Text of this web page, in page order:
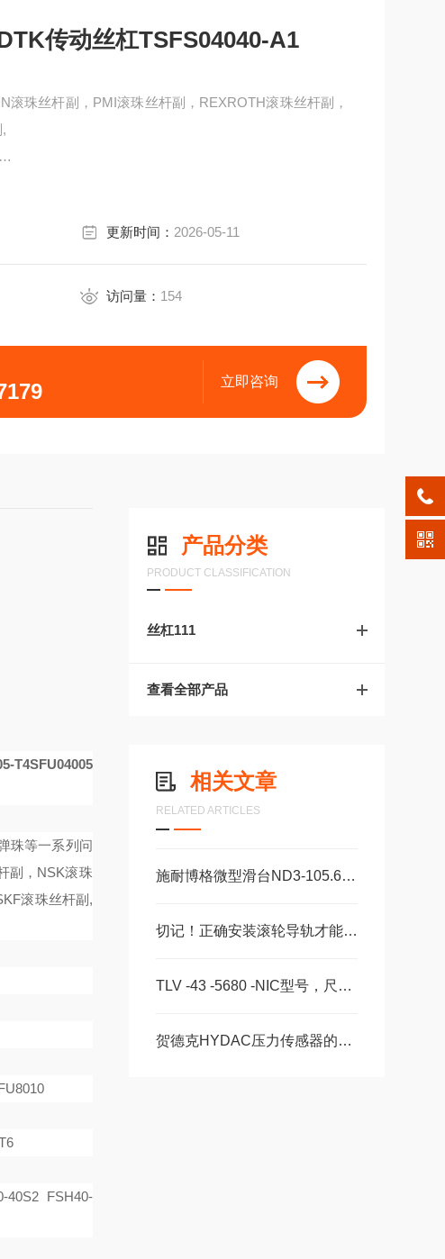
传动丝杠TSFS04040-A1
滚珠丝杆副，PMI滚珠丝杆副，REXROTH滚珠丝杆副，
更新时间： 2026-05-11
访问量： 154
立即咨询
产品分类
PRODUCT CLASSIFICATION
丝杠111
查看全部产品
相关文章
RELATED ARTICLES
施耐博格微型滑台ND3-105.60，ND3-130.75机械装配轴承
切记！正确安装滚轮导轨才能保证长时间稳定运行
TLV -43 -5680 -NIC型号，尺寸，长度CS -28 -100 -2RS -B -NIC 。
贺德克HYDAC压力传感器的常见故障相应解决方法分享
T4SFU04005
珠等一系列问
副 ， NSK滚珠
滚珠丝杆副,
40S2 FSH40-